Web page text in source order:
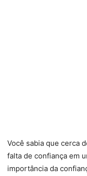
Você sabia que cerca
falta de confiança em
importância da